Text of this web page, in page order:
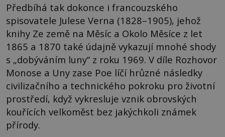
Předbíhá tak dokonce i francouzského
spisovatele Julese Verna (1828–1905), jehož
knihy Ze země na Měsíc a Okolo Měsíce z let
1865 a 1870 také údajně vykazují mnohé shody
s „dobýváním luny“ z roku 1969. V díle Rozhovor
Monose a Uny zase Poe líčí hrůzné následky
civilizačního a technického pokroku pro životní
prostředí, když vykresluje vznik obrovských
kouřících velkoměst bez jakýchkoli známek
přírody.